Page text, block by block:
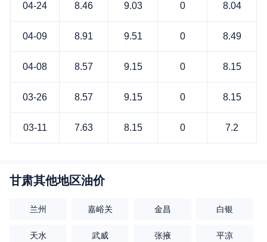
04-24 8.46 9.03 0 8.04
04-09 8.91 9.51 0 8.49
04-08 8.57 9.15 0 8.15
03-26 8.57 9.15 0 8.15
03-11 7.63 8.15 0 7.2
甘肃其他地区油价
兰州 嘉峪关 金昌 白银
天水 武威 张掖 平凉